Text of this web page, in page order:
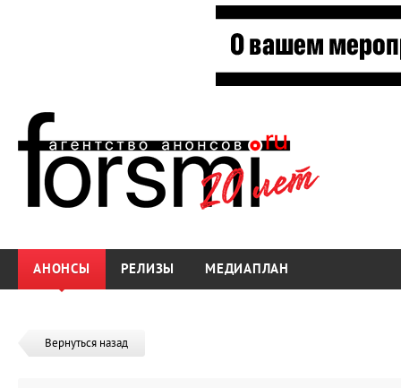
АНОНСЫ РЕЛИЗЫ МЕДИАПЛАН
Вернуться назад